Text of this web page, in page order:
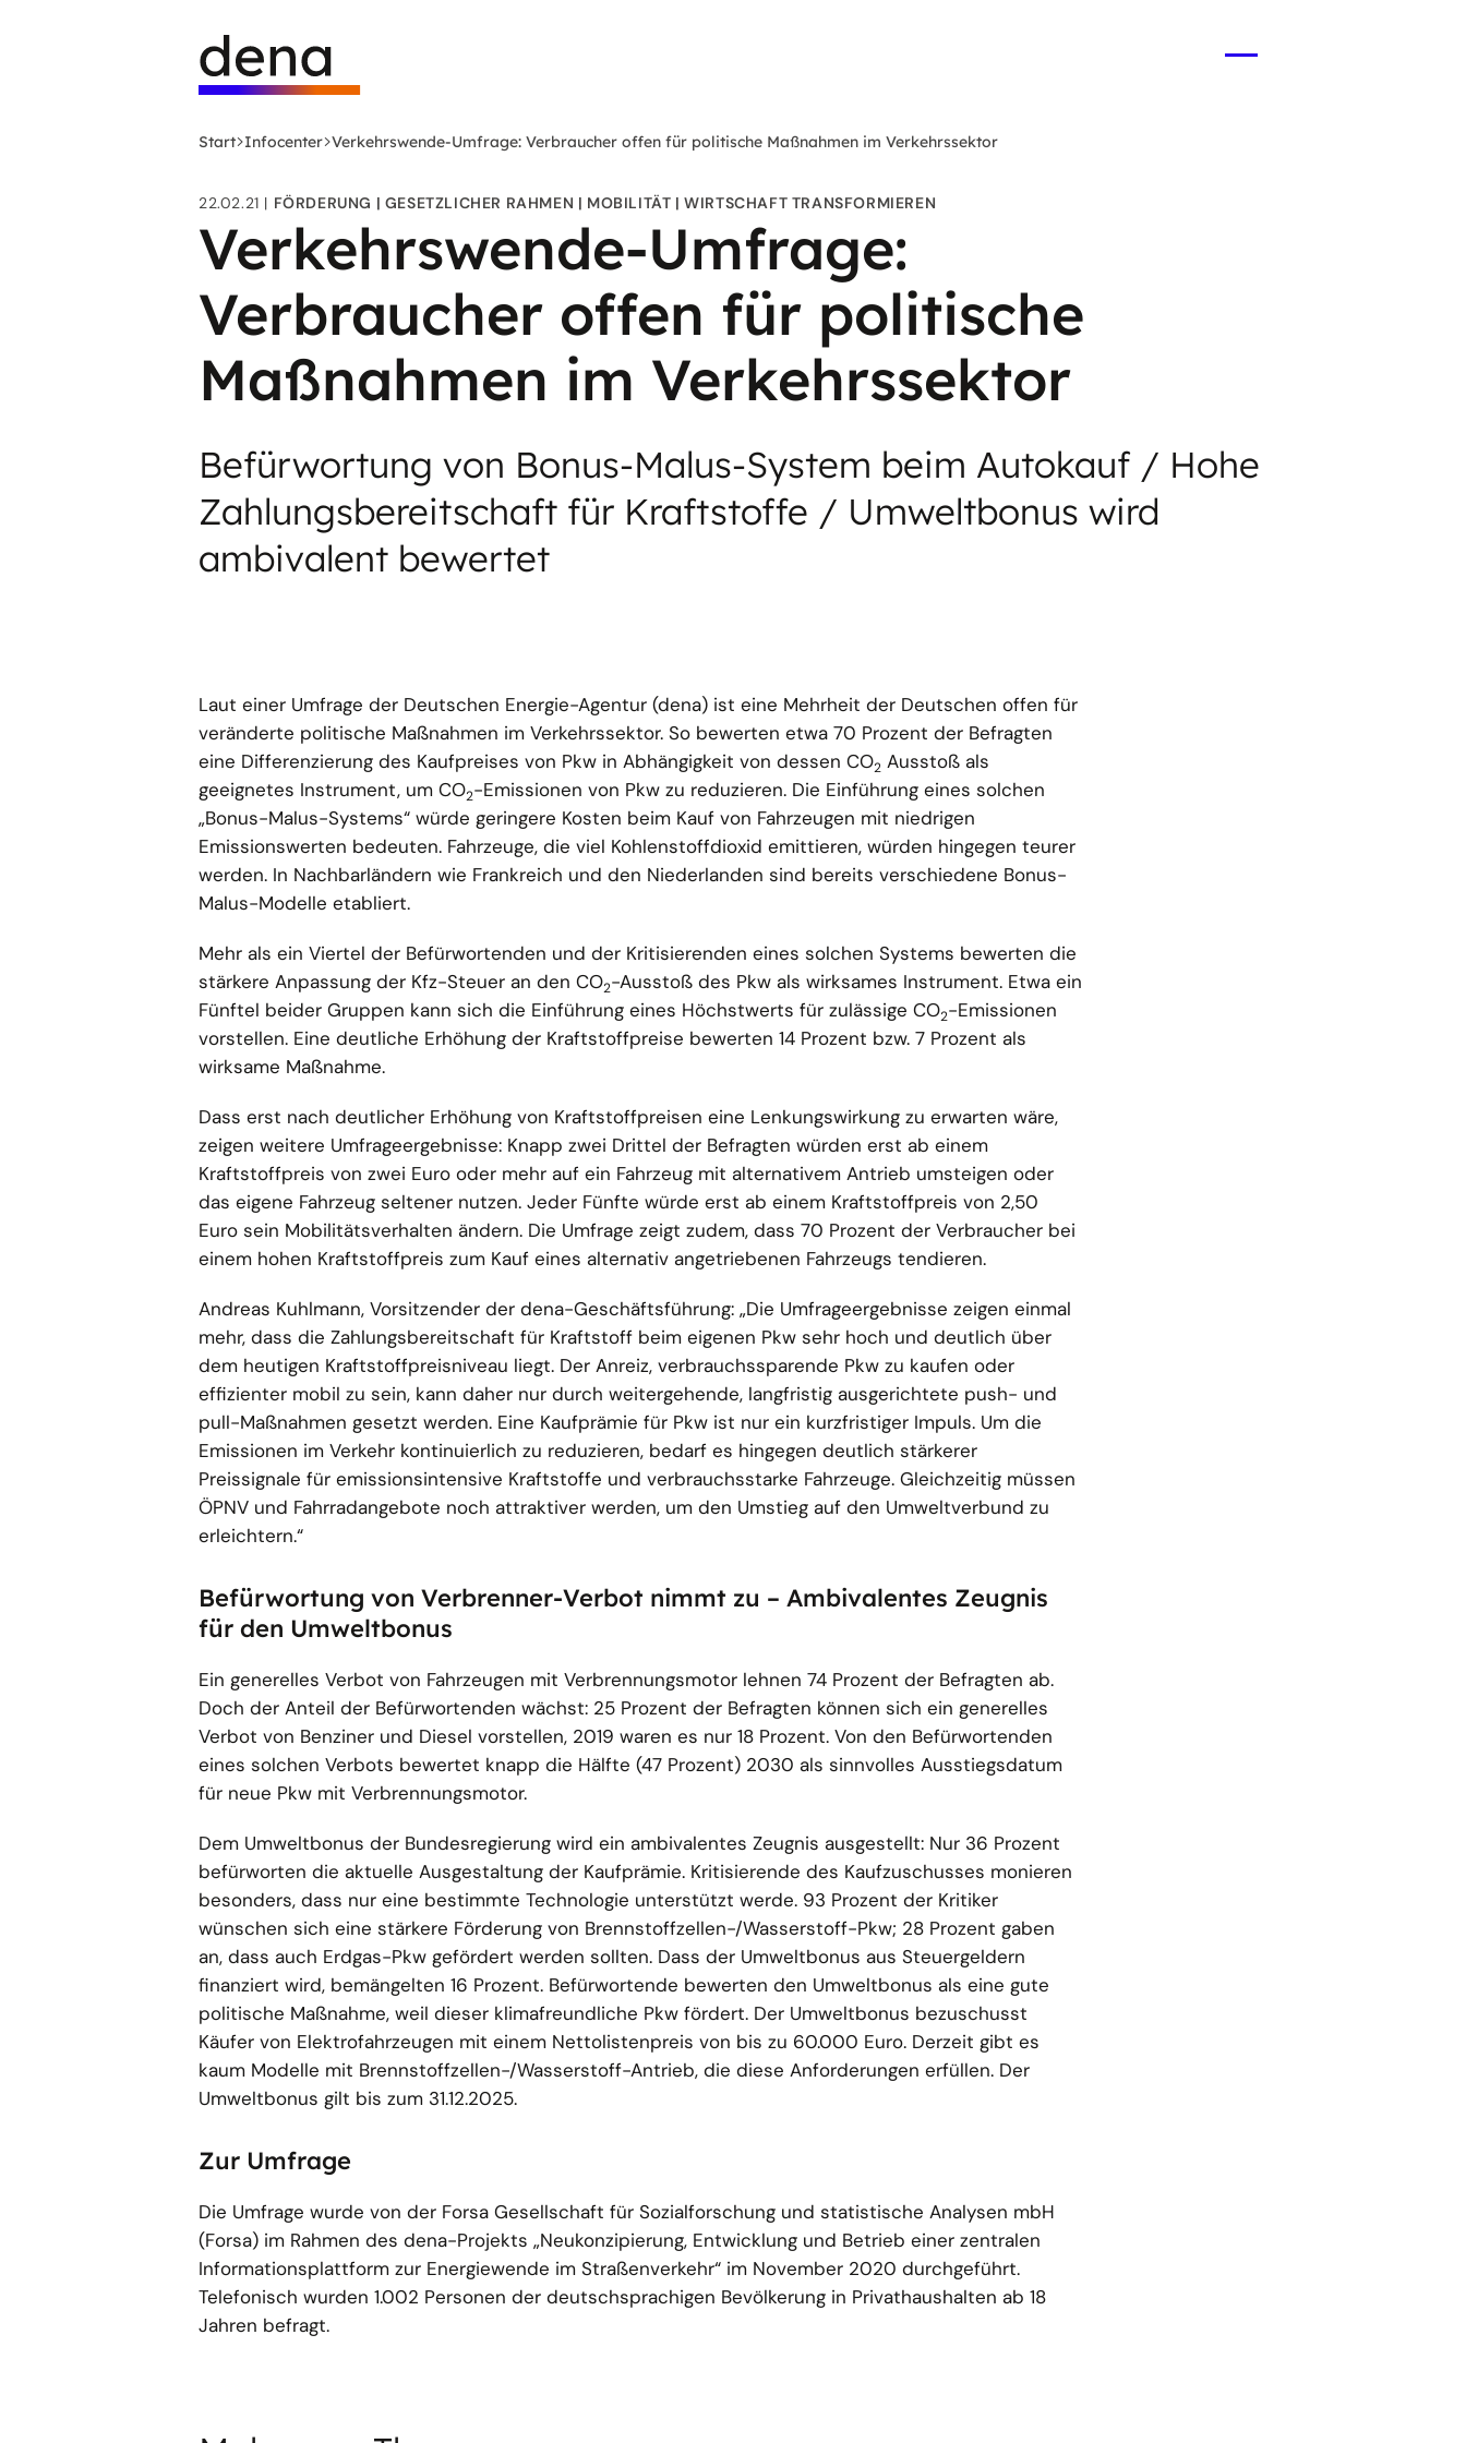
Deutsche
Energie-
Agentur
-
Startseite
Start Infocenter Verkehrswende-Umfrage: Verbraucher offen für politische Maßnahmen im Verkehrssektor
22.02.21 FÖRDERUNG GESETZLICHER RAHMEN MOBILITÄT WIRTSCHAFT TRANSFORMIEREN
Verkehrswende-Umfrage:
Verbraucher offen für politische
Maßnahmen im Verkehrssektor
Befürwortung von Bonus-Malus-System beim Autokauf / Hohe
Zahlungsbereitschaft für Kraftstoffe / Umweltbonus wird
ambivalent bewertet
Laut einer Umfrage der Deutschen Energie-Agentur (dena) ist eine Mehrheit der Deutschen offen für
veränderte politische Maßnahmen im Verkehrssektor. So bewerten etwa 70 Prozent der Befragten
eine Differenzierung des Kaufpreises von Pkw in Abhängigkeit von dessen CO2 Ausstoß als
geeignetes Instrument, um CO2-Emissionen von Pkw zu reduzieren. Die Einführung eines solchen
„Bonus-Malus-Systems“ würde geringere Kosten beim Kauf von Fahrzeugen mit niedrigen
Emissionswerten bedeuten. Fahrzeuge, die viel Kohlenstoffdioxid emittieren, würden hingegen teurer
werden. In Nachbarländern wie Frankreich und den Niederlanden sind bereits verschiedene Bonus-
Malus-Modelle etabliert.
Mehr als ein Viertel der Befürwortenden und der Kritisierenden eines solchen Systems bewerten die
stärkere Anpassung der Kfz-Steuer an den CO2-Ausstoß des Pkw als wirksames Instrument. Etwa ein
Fünftel beider Gruppen kann sich die Einführung eines Höchstwerts für zulässige CO2-Emissionen
vorstellen. Eine deutliche Erhöhung der Kraftstoffpreise bewerten 14 Prozent bzw. 7 Prozent als
wirksame Maßnahme.
Dass erst nach deutlicher Erhöhung von Kraftstoffpreisen eine Lenkungswirkung zu erwarten wäre,
zeigen weitere Umfrageergebnisse: Knapp zwei Drittel der Befragten würden erst ab einem
Kraftstoffpreis von zwei Euro oder mehr auf ein Fahrzeug mit alternativem Antrieb umsteigen oder
das eigene Fahrzeug seltener nutzen. Jeder Fünfte würde erst ab einem Kraftstoffpreis von 2,50
Euro sein Mobilitätsverhalten ändern. Die Umfrage zeigt zudem, dass 70 Prozent der Verbraucher bei
einem hohen Kraftstoffpreis zum Kauf eines alternativ angetriebenen Fahrzeugs tendieren.
Andreas Kuhlmann, Vorsitzender der dena-Geschäftsführung: „Die Umfrageergebnisse zeigen einmal
mehr, dass die Zahlungsbereitschaft für Kraftstoff beim eigenen Pkw sehr hoch und deutlich über
dem heutigen Kraftstoffpreisniveau liegt. Der Anreiz, verbrauchssparende Pkw zu kaufen oder
effizienter mobil zu sein, kann daher nur durch weitergehende, langfristig ausgerichtete push- und
pull-Maßnahmen gesetzt werden. Eine Kaufprämie für Pkw ist nur ein kurzfristiger Impuls. Um die
Emissionen im Verkehr kontinuierlich zu reduzieren, bedarf es hingegen deutlich stärkerer
Preissignale für emissionsintensive Kraftstoffe und verbrauchsstarke Fahrzeuge. Gleichzeitig müssen
ÖPNV und Fahrradangebote noch attraktiver werden, um den Umstieg auf den Umweltverbund zu
erleichtern.“
Befürwortung von Verbrenner-Verbot nimmt zu – Ambivalentes Zeugnis
für den Umweltbonus
Ein generelles Verbot von Fahrzeugen mit Verbrennungsmotor lehnen 74 Prozent der Befragten ab.
Doch der Anteil der Befürwortenden wächst: 25 Prozent der Befragten können sich ein generelles
Verbot von Benziner und Diesel vorstellen, 2019 waren es nur 18 Prozent. Von den Befürwortenden
eines solchen Verbots bewertet knapp die Hälfte (47 Prozent) 2030 als sinnvolles Ausstiegsdatum
für neue Pkw mit Verbrennungsmotor.
Dem Umweltbonus der Bundesregierung wird ein ambivalentes Zeugnis ausgestellt: Nur 36 Prozent
befürworten die aktuelle Ausgestaltung der Kaufprämie. Kritisierende des Kaufzuschusses monieren
besonders, dass nur eine bestimmte Technologie unterstützt werde. 93 Prozent der Kritiker
wünschen sich eine stärkere Förderung von Brennstoffzellen-/Wasserstoff-Pkw; 28 Prozent gaben
an, dass auch Erdgas-Pkw gefördert werden sollten. Dass der Umweltbonus aus Steuergeldern
finanziert wird, bemängelten 16 Prozent. Befürwortende bewerten den Umweltbonus als eine gute
politische Maßnahme, weil dieser klimafreundliche Pkw fördert. Der Umweltbonus bezuschusst
Käufer von Elektrofahrzeugen mit einem Nettolistenpreis von bis zu 60.000 Euro. Derzeit gibt es
kaum Modelle mit Brennstoffzellen-/Wasserstoff-Antrieb, die diese Anforderungen erfüllen. Der
Umweltbonus gilt bis zum 31.12.2025.
Zur Umfrage
Die Umfrage wurde von der Forsa Gesellschaft für Sozialforschung und statistische Analysen mbH
(Forsa) im Rahmen des dena-Projekts „Neukonzipierung, Entwicklung und Betrieb einer zentralen
Informationsplattform zur Energiewende im Straßenverkehr“ im November 2020 durchgeführt.
Telefonisch wurden 1.002 Personen der deutschsprachigen Bevölkerung in Privathaushalten ab 18
Jahren befragt.